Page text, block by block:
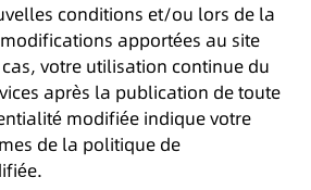
conditions et/ou lors de la
apportées au site
votre utilisation continue du
après la publication de toute
modifiée indique votre
de la politique de